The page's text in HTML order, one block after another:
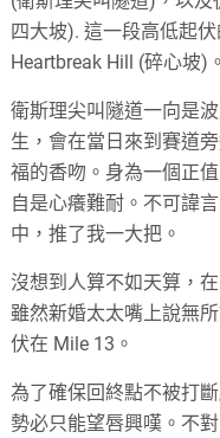
四大坡). 這一段高低起
Heartbreak Hill (碎心坡)。
衛斯理尖叫隧道一向是
生，會在當日來到賽道
福的香吻。身為一個正
自是心癢難耐。不可諱
中，推了我一大把。
沒想到人算不如天算，
雖然新婚太太嘴上說無
伏在 Mile 13。
為了確保回終點不被打
勢必只能望唇興嘆。不